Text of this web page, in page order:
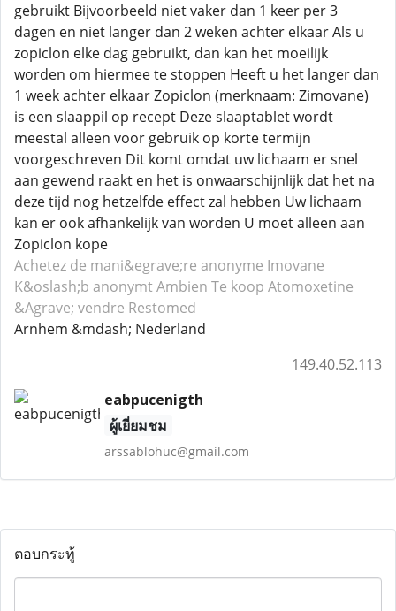
gebruikt Bijvoorbeeld niet vaker dan 1 keer per 3
dagen en niet langer dan 2 weken achter elkaar Als u
zopiclon elke dag gebruikt, dan kan het moeilijk
worden om hiermee te stoppen Heeft u het langer dan
1 week achter elkaar Zopiclon (merknaam: Zimovane)
is een slaappil op recept Deze slaaptablet wordt
meestal alleen voor gebruik op korte termijn
voorgeschreven Dit komt omdat uw lichaam er snel
aan gewend raakt en het is onwaarschijnlijk dat het na
deze tijd nog hetzelfde effect zal hebben Uw lichaam
kan er ook afhankelijk van worden U moet alleen aan
Zopiclon kope
Achetez de mani&egrave;re anonyme Imovane
K&oslash;b anonymt Ambien Te koop Atomoxetine
&Agrave; vendre Restomed
Arnhem &mdash; Nederland
149.40.52.113
eabpucenigth
ผู้เยี่ยมชม
arssablohuc@gmail.com
ตอบกระทู้